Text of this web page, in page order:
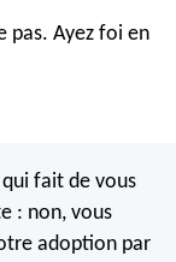
pas. Ayez foi en
qui fait de vous
: non, vous
adoption par